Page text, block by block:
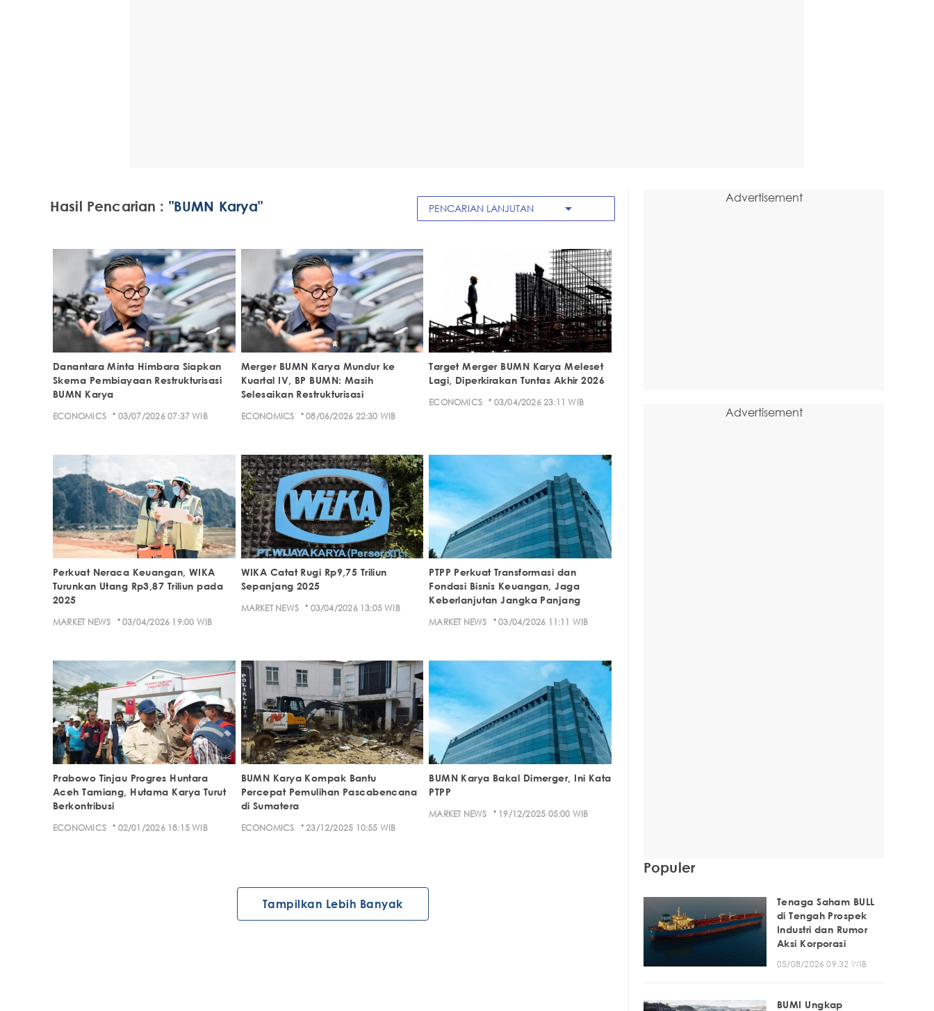
Hasil Pencarian : "BUMN Karya" PENCARIAN LANJUTAN arrow_drop_down
Danantara Minta Himbara Siapkan
Skema Pembiayaan Restrukturisasi
BUMN Karya
ECONOMICS · 03/07/2026 07:37 WIB
Merger BUMN Karya Mundur ke
Kuartal IV, BP BUMN: Masih
Selesaikan Restrukturisasi
ECONOMICS · 08/06/2026 22:30 WIB
Target Merger BUMN Karya Meleset
Lagi, Diperkirakan Tuntas Akhir 2026
ECONOMICS · 03/04/2026 23:11 WIB
Perkuat Neraca Keuangan, WIKA
Turunkan Utang Rp3,87 Triliun pada
2025
MARKET NEWS · 03/04/2026 19:00 WIB
WIKA Catat Rugi Rp9,75 Triliun
Sepanjang 2025
MARKET NEWS · 03/04/2026 13:05 WIB
PTPP Perkuat Transformasi dan
Fondasi Bisnis Keuangan, Jaga
Keberlanjutan Jangka Panjang
MARKET NEWS · 03/04/2026 11:11 WIB
Prabowo Tinjau Progres Huntara
Aceh Tamiang, Hutama Karya Turut
Berkontribusi
ECONOMICS · 02/01/2026 18:15 WIB
BUMN Karya Kompak Bantu
Percepat Pemulihan Pascabencana
di Sumatera
ECONOMICS · 23/12/2025 10:55 WIB
BUMN Karya Bakal Dimerger, Ini Kata
PTPP
MARKET NEWS · 19/12/2025 05:00 WIB
Tampilkan Lebih Banyak
Advertisement
Advertisement
Populer
Tenaga Saham BULL
di Tengah Prospek
Industri dan Rumor
Aksi Korporasi
05/08/2026 09:32 WIB
BUMI Ungkap